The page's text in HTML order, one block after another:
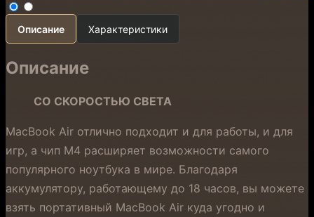
Описание Характеристики
Описание
СО СКОРОСТЬЮ СВЕТА
MacBook Air отлично подходит и для работы, и для
игр, а чип M4 расширяет возможности самого
популярного ноутбука в мире. Благодаря
аккумулятору, работающему до 18 часов, вы можете
взять портативный MacBook Air куда угодно и